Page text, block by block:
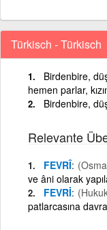
Türkisch - Türkisch
Birdenbire,
hemen parlar,
Birdenbire,
Relevante
FEVRÎ
ve âni olarak
FEVRİ
patlarcasına